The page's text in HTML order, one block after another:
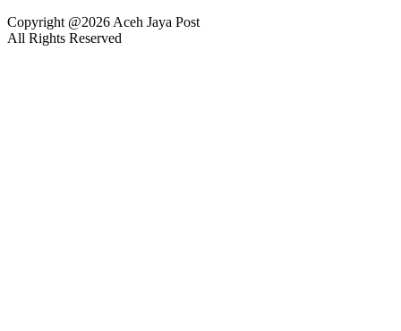
Copyright @2026 Aceh Jaya Post
All Rights Reserved